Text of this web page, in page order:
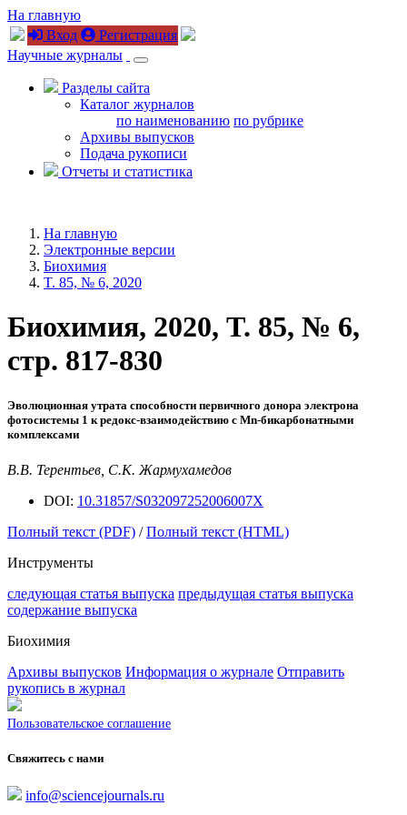
На главную
Вход
Регистрация
Научные журналы
Разделы сайта
Каталог журналов
по наименованию по рубрике
Архивы выпусков
Подача рукописи
Отчеты и статистика
На главную
Электронные версии
Биохимия
T. 85, № 6, 2020
Биохимия, 2020, T. 85, № 6,
стр. 817-830
Эволюционная утрата способности первичного донора электрона
фотосистемы 1 к редокс-взаимодействию с Mn-бикарбонатными
комплексами
В.В. Терентьев, С.К. Жармухамедов
DOI: 10.31857/S032097252006007X
Полный текст (PDF) /Полный текст (HTML)
Инструменты
следующая статья выпуска предыдущая статья выпуска
содержание выпуска
Биохимия
Архивы выпусков Информация о журнале Отправить
рукопись в журнал
Пользовательское соглашение
Свяжитесь с нами
info@sciencejournals.ru